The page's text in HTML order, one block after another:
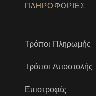
ΠΛΗΡΟΦΟΡΙΕΣ
Τρόποι Πληρωμής
Τρόποι Αποστολής
Επιστροφές